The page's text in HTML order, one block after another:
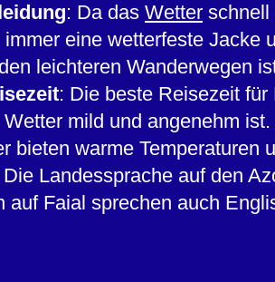
: Da das Wetter schnell
immer eine wetterfeste Jacke
leichteren Wanderwegen
: Die beste Reisezeit
mild und angenehm
bieten warme Temperaturen
Die Landessprache auf den
auf Faial sprechen auch